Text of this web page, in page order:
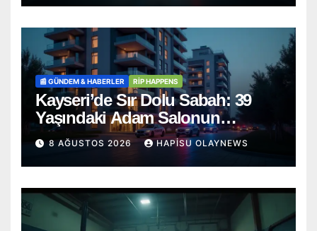
📰 GÜNDEM & HABERLER RİP HAPPENS
Kayseri’de Sır Dolu Sabah: 39
Yaşındaki Adam Salonun
Ortasında Ölü Bulundu
8 AĞUSTOS 2026 HAPISU OLAYNEWS